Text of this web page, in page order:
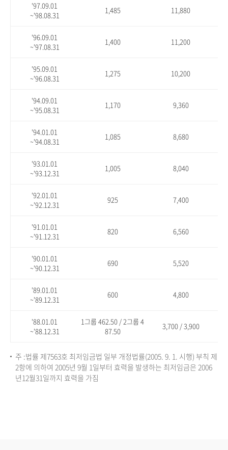
'97.09.01
~'98.08.31
1,485 11,880
'96.09.01
~'97.08.31
1,400 11,200
'95.09.01
~'96.08.31
1,275 10,200
'94.09.01
~'95.08.31
1,170 9,360
'94.01.01
~'94.08.31
1,085 8,680
'93.01.01
~'93.12.31
1,005 8,040
'92.01.01
~'92.12.31
925 7,400
'91.01.01
~'91.12.31
820 6,560
'90.01.01
~'90.12.31
690 5,520
'89.01.01
~'89.12.31
600 4,800
'88.01.01
~'88.12.31
1그룹 462.50 / 2그룹 4
87.50
3,700 / 3,900
주 :법률 제7563호 최저임금법 일부 개정법률(2005. 9. 1. 시행) 부칙 제
2항에 의하여 2005년 9월 1일부터 효력을 발생하는 최저임금은 2006
년12월31일까지 효력을 가짐